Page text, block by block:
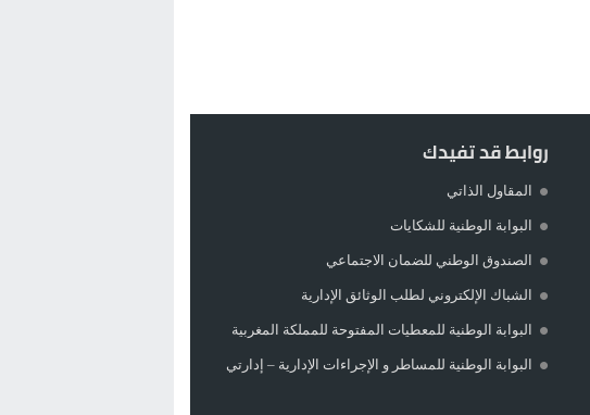
روابط قد تفيدك
المقاول الذاتي
البوابة الوطنية للشكايات
الصندوق الوطني للضمان الاجتماعي
الشباك الإلكتروني لطلب الوثائق الإدارية
البوابة الوطنية للمعطيات المفتوحة للمملكة المغربية
البوابة الوطنية للمساطر و الإجراءات الإدارية – إدارتي